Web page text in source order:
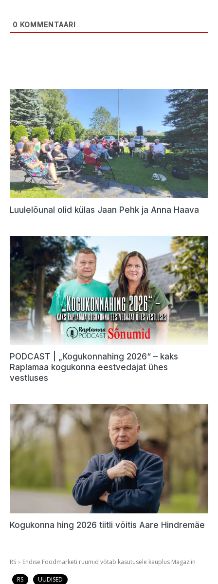
0 KOMMENTAARI
Luulelõunal olid külas Jaan Pehk ja Anna Haava
PODCAST | „Kogukonnahing 2026“ – kaks
Raplamaa kogukonna eestvedajat ühes
vestluses
Kogukonna hing 2026 tiitli võitis Aare Hindremäe